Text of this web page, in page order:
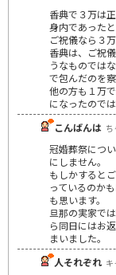
香典で３万は
身内であったと
ご祝儀なら３
香典は、ご祝
うなものでは
で包んだのを
他の方も１万
になったので
こんばんは
冠婚葬祭につ
にしません。
もしかすると
っているのか
も思います。
旦那の実家で
ら同日にはお
まいました。
人それぞれ